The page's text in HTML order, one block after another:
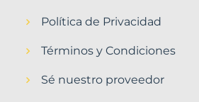
Política de Privacidad
Términos y Condiciones
Sé nuestro proveedor